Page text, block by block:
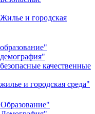
и городская
качественные
и городская среда"